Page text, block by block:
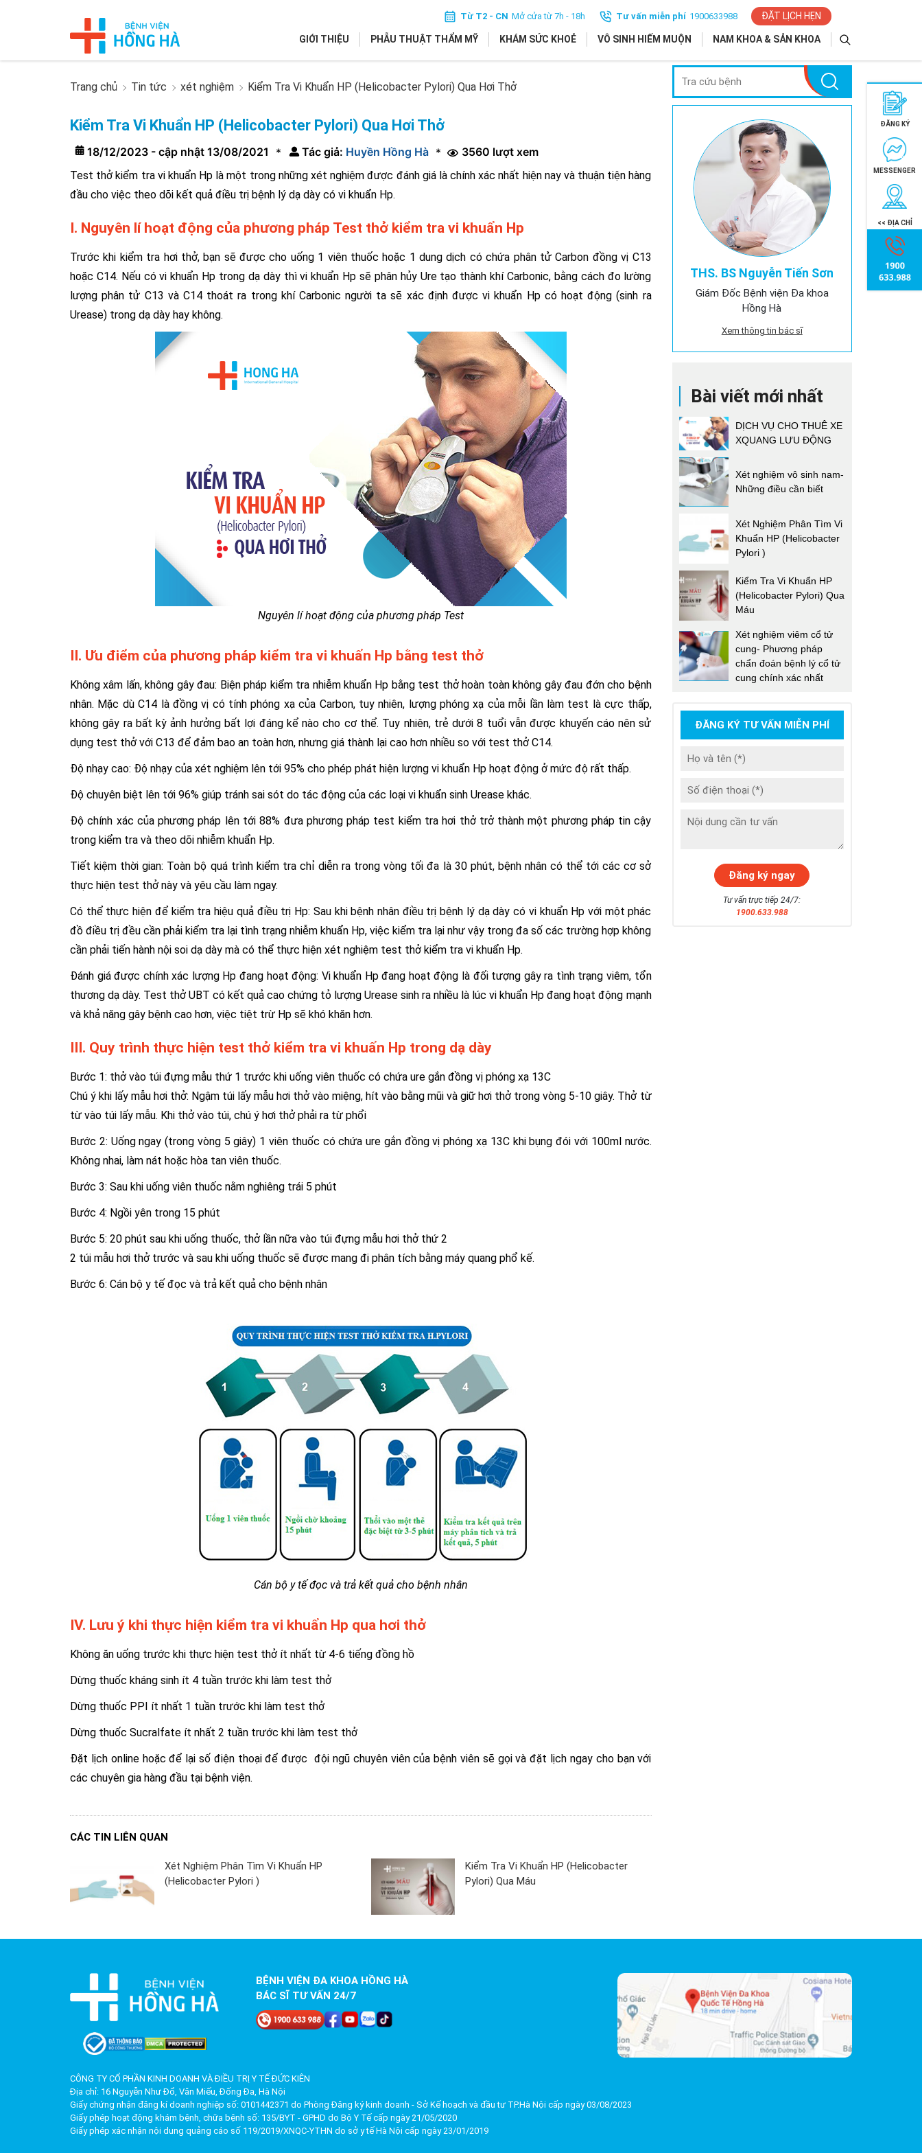
Từ T2 - CN Mở cửa từ 7h - 18h Tư vấn miễn phí 1900633988 ĐẶT LỊCH HẸN
GIỚI THIỆU PHẪU THUẬT THẨM MỸ KHÁM SỨC KHOẺ VÔ SINH HIẾM MUỘN NAM KHOA & SẢN KHOA
Trang chủ Tin tức xét nghiệm Kiểm Tra Vi Khuẩn HP (Helicobacter Pylori) Qua Hơi Thở
Kiểm Tra Vi Khuẩn HP (Helicobacter Pylori) Qua Hơi Thở
18/12/2023 - cập nhật 13/08/2021 * Tác giả: Huyền Hồng Hà * 3560 lượt xem
Test thở kiểm tra vi khuẩn Hp là một trong những xét nghiệm được đánh giá là chính xác nhất hiện nay và thuận tiện hàng
đầu cho việc theo dõi kết quả điều trị bệnh lý dạ dày có vi khuẩn Hp.
I. Nguyên lí hoạt động của phương pháp Test thở kiểm tra vi khuẩn Hp
Trước khi kiểm tra hơi thở, bạn sẽ được cho uống 1 viên thuốc hoặc 1 dung dịch có chứa phân tử Carbon đồng vị C13
hoặc C14. Nếu có vi khuẩn Hp trong dạ dày thì vi khuẩn Hp sẽ phân hủy Ure tạo thành khí Carbonic, bằng cách đo lường
lượng phân tử C13 và C14 thoát ra trong khí Carbonic người ta sẽ xác định được vi khuẩn Hp có hoạt động (sinh ra
Urease) trong dạ dày hay không.
Nguyên lí hoạt động của phương pháp Test
II. Ưu điểm của phương pháp kiểm tra vi khuẩn Hp bằng test thở
Không xâm lấn, không gây đau: Biện pháp kiểm tra nhiễm khuẩn Hp bằng test thở hoàn toàn không gây đau đớn cho bệnh
nhân. Mặc dù C14 là đồng vị có tính phóng xạ của Carbon, tuy nhiên, lượng phóng xạ của mỗi lần làm test là cực thấp,
không gây ra bất kỳ ảnh hưởng bất lợi đáng kể nào cho cơ thể. Tuy nhiên, trẻ dưới 8 tuổi vẫn được khuyến cáo nên sử
dụng test thở với C13 để đảm bao an toàn hơn, nhưng giá thành lại cao hơn nhiều so với test thở C14.
Độ nhạy cao: Độ nhạy của xét nghiệm lên tới 95% cho phép phát hiện lượng vi khuẩn Hp hoạt động ở mức độ rất thấp.
Độ chuyên biệt lên tới 96% giúp tránh sai sót do tác động của các loại vi khuẩn sinh Urease khác.
Độ chính xác của phương pháp lên tới 88% đưa phương pháp test kiểm tra hơi thở trở thành một phương pháp tin cậy
trong kiểm tra và theo dõi nhiễm khuẩn Hp.
Tiết kiệm thời gian: Toàn bộ quá trình kiểm tra chỉ diễn ra trong vòng tối đa là 30 phút, bệnh nhân có thể tới các cơ sở
thực hiện test thở này và yêu cầu làm ngay.
Có thể thực hiện để kiểm tra hiệu quả điều trị Hp: Sau khi bệnh nhân điều trị bệnh lý dạ dày có vi khuẩn Hp với một phác
đồ điều trị đều cần phải kiểm tra lại tình trạng nhiễm khuẩn Hp, việc kiểm tra lại như vậy trong đa số các trường hợp không
cần phải tiến hành nội soi dạ dày mà có thể thực hiện xét nghiệm test thở kiểm tra vi khuẩn Hp.
Đánh giá được chính xác lượng Hp đang hoạt động: Vi khuẩn Hp đang hoạt động là đối tượng gây ra tình trạng viêm, tổn
thương dạ dày. Test thở UBT có kết quả cao chứng tỏ lượng Urease sinh ra nhiều là lúc vi khuẩn Hp đang hoạt động mạnh
và khả năng gây bệnh cao hơn, việc tiệt trừ Hp sẽ khó khăn hơn.
III. Quy trình thực hiện test thở kiểm tra vi khuẩn Hp trong dạ dày
Bước 1: thở vào túi đựng mẫu thứ 1 trước khi uống viên thuốc có chứa ure gắn đồng vị phóng xạ 13C
Chú ý khi lấy mẫu hơi thở: Ngậm túi lấy mẫu hơi thở vào miệng, hít vào bằng mũi và giữ hơi thở trong vòng 5-10 giây. Thở từ
từ vào túi lấy mẫu. Khi thở vào túi, chú ý hơi thở phải ra từ phổi
Bước 2: Uống ngay (trong vòng 5 giây) 1 viên thuốc có chứa ure gắn đồng vị phóng xạ 13C khi bụng đói với 100ml nước.
Không nhai, làm nát hoặc hòa tan viên thuốc.
Bước 3: Sau khi uống viên thuốc nằm nghiêng trái 5 phút
Bước 4: Ngồi yên trong 15 phút
Bước 5: 20 phút sau khi uống thuốc, thở lần nữa vào túi đựng mẫu hơi thở thứ 2
2 túi mẫu hơi thở trước và sau khi uống thuốc sẽ được mang đi phân tích bằng máy quang phổ kế.
Bước 6: Cán bộ y tế đọc và trả kết quả cho bệnh nhân
Cán bộ y tế đọc và trả kết quả cho bệnh nhân
IV. Lưu ý khi thực hiện kiểm tra vi khuẩn Hp qua hơi thở
Không ăn uống trước khi thực hiện test thở ít nhất từ 4-6 tiếng đồng hồ
Dừng thuốc kháng sinh ít 4 tuần trước khi làm test thở
Dừng thuốc PPI ít nhất 1 tuần trước khi làm test thở
Dừng thuốc Sucralfate ít nhất 2 tuần trước khi làm test thở
Đặt lịch online hoặc để lại số điện thoại để được đội ngũ chuyên viên của bệnh viên sẽ gọi và đặt lịch ngay cho bạn với
các chuyên gia hàng đầu tại bệnh viện.
CÁC TIN LIÊN QUAN
Xét Nghiệm Phân Tìm Vi Khuẩn HP
(Helicobacter Pylori )
Kiểm Tra Vi Khuẩn HP (Helicobacter
Pylori) Qua Máu
THS. BS Nguyễn Tiến Sơn
Giám Đốc Bệnh viện Đa khoa
Hồng Hà
Xem thông tin bác sĩ
Bài viết mới nhất
DỊCH VỤ CHO THUÊ XE
XQUANG LƯU ĐỘNG
Xét nghiệm vô sinh nam-
Những điều cần biết
Xét Nghiệm Phân Tìm Vi
Khuẩn HP (Helicobacter
Pylori )
Kiểm Tra Vi Khuẩn HP
(Helicobacter Pylori) Qua
Máu
Xét nghiệm viêm cổ tử
cung- Phương pháp
chẩn đoán bệnh lý cổ tử
cung chính xác nhất
ĐĂNG KÝ TƯ VẤN MIỄN PHÍ
Tư vấn trực tiếp 24/7:
1900.633.988
BỆNH VIỆN ĐA KHOA HỒNG HÀ
BÁC SĨ TƯ VẤN 24/7
CÔNG TY CỔ PHẦN KINH DOANH VÀ ĐIỀU TRỊ Y TẾ ĐỨC KIÊN
Địa chỉ: 16 Nguyễn Như Đổ, Văn Miếu, Đống Đa, Hà Nội
Giấy chứng nhận đăng kí doanh nghiệp số: 0101442371 do Phòng Đăng ký kinh doanh - Sở Kế hoạch và đầu tư TP.Hà Nội cấp ngày 03/08/2023
Giấy phép hoạt động khám bệnh, chữa bệnh số: 135/BYT - GPHD do Bộ Y Tế cấp ngày 21/05/2020
Giấy phép xác nhận nội dung quảng cáo số 119/2019/XNQC-YTHN do sở y tế Hà Nội cấp ngày 23/01/2019
ĐĂNG KÝ
MESSENGER
<< ĐỊA CHỈ